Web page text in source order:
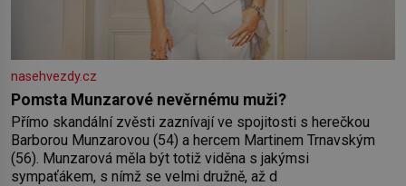
nasehvezdy.cz
Pomsta Munzarové nevěrnému muži?
Přímo skandální zvěsti zaznívají ve spojitosti s herečkou
Barborou Munzarovou (54) a hercem Martinem Trnavským
(56). Munzarová měla být totiž viděna s jakýmsi
sympaťákem, s nímž se velmi družně, až d